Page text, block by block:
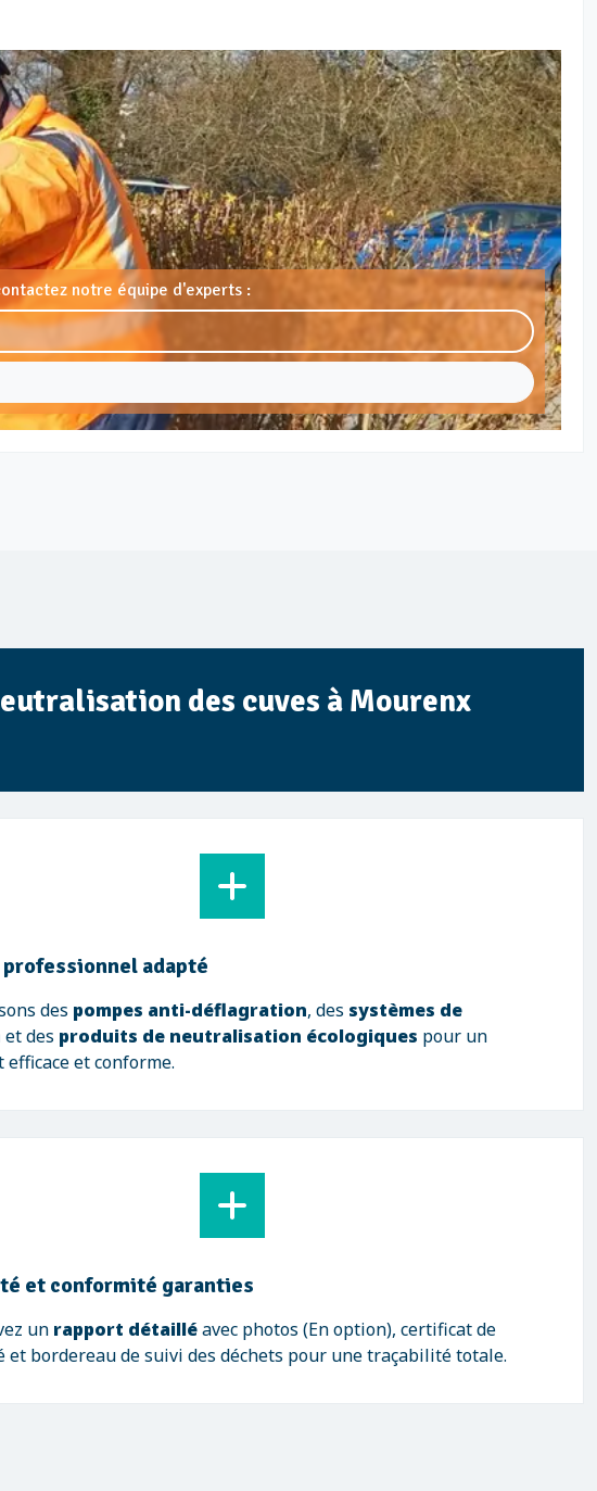
notre équipe d'experts :
des cuves à Mourenx
adapté
des pompes anti-déflagration, des systèmes de
et des produits de neutralisation écologiques pour un
et conforme.
et conformité garanties
un rapport détailléavec photos (En option), certificat de
et bordereau de suivi des déchets pour une traçabilité totale.